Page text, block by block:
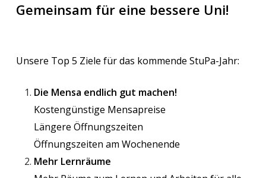
Gemeinsam für eine bessere Uni!
Unsere Top 5 Ziele für das kommende StuPa-Jahr:
Die Mensa endlich gut machen!
Kostengünstige Mensapreise
Längere Öffnungszeiten
Öffnungszeiten am Wochenende
Mehr Lernräume